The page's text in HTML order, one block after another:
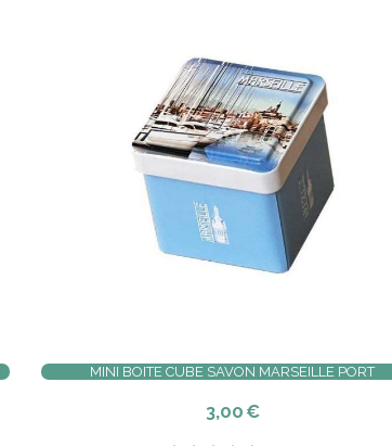
MINI BOITE CUBE SAVON MARSEILLE PORT
3,00 €